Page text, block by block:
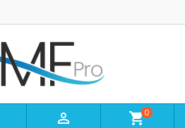
 shopping_cart0